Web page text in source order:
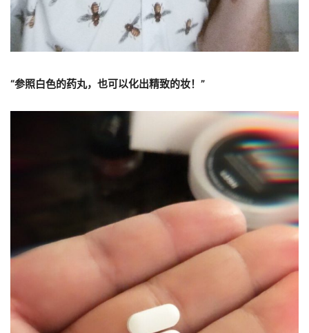
“参照白色的药丸，也可以化出精致的妆！”